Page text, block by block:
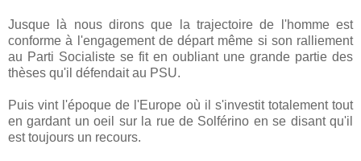
Jusque là nous dirons que la trajectoire de l'homme est
conforme à l'engagement de départ même si son ralliement
au Parti Socialiste se fit en oubliant une grande partie des
thèses qu'il défendait au PSU.
Puis vint l'époque de l'Europe où il s'investit totalement tout
en gardant un oeil sur la rue de Solférino en se disant qu'il
est toujours un recours.